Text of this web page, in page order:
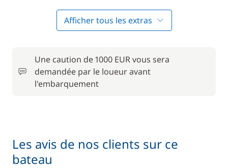
Parking VoituresAfficher tous les extras
Une caution de 1000 EUR vous sera
demandée par le loueur avant
l'embarquement
Les avis de nos clients sur ce
bateau